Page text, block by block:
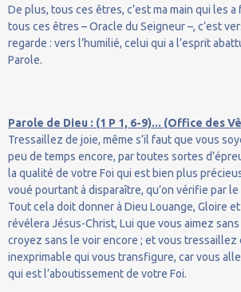
De plus, tous ces êtres, c’est ma main qui les
tous ces êtres – Oracle du Seigneur –, c’est
regarde : vers l’humilié, celui qui a l’esprit
Parole.
Parole de Dieu : (1 P 1, 6-9)... (Office des
Tressaillez de joie, même s’il faut que vous
peu de temps encore, par toutes sortes
la qualité de votre Foi qui est bien plus
voué pourtant à disparaître, qu’on vérifie par le
Tout cela doit donner à Dieu Louange, Gloire
révélera Jésus-Christ, Lui que vous aimez sans
croyez sans le voir encore ; et vous tressaillez
inexprimable qui vous transfigure, car vous
qui est l’aboutissement de votre Foi.